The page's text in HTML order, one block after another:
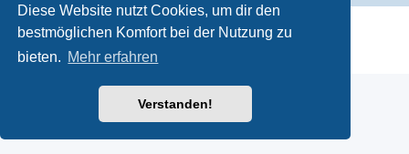
Diese Website nutzt Cookies, um dir den
bestmöglichen Komfort bei der Nutzung zu
bieten. Mehr erfahren
Verstanden!
Deutsche Übersetzung durchphpBB.de
Datenschutz